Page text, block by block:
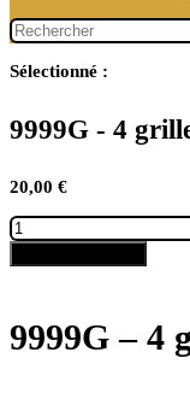
Sélectionné :
9999G - 4
20,00 €
quantité
de
9999G
grilles
:
9999G – 4